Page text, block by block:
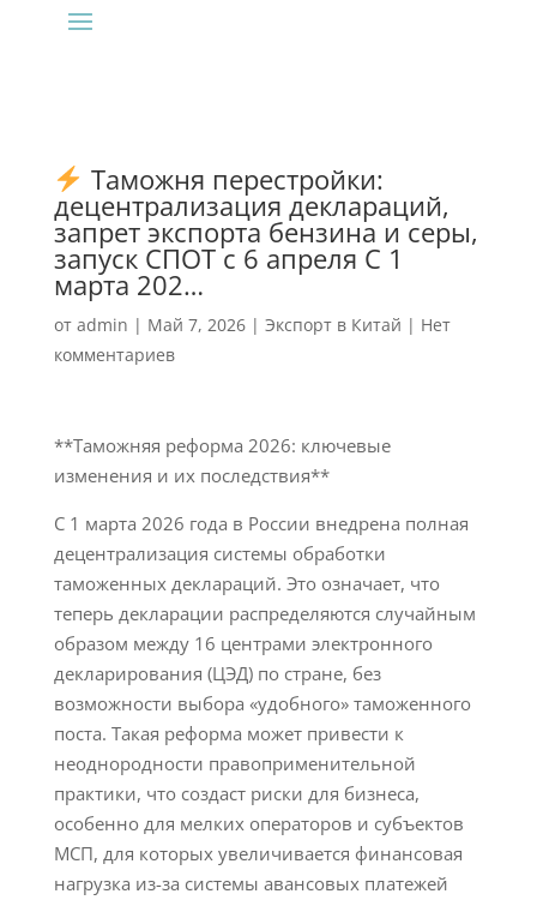
Таможня перестройки:
децентрализация деклараций,
запрет экспорта бензина и серы,
запуск СПОТ с 6 апреля С 1
марта 202…
от admin | Май 7, 2026| Экспорт в Китай | Нет
комментариев
**Таможняя реформа 2026: ключевые
изменения и их последствия**
С 1 марта 2026 года в России внедрена полная
децентрализация системы обработки
таможенных деклараций. Это означает, что
теперь декларации распределяются случайным
образом между 16 центрами электронного
декларирования (ЦЭД) по стране, без
возможности выбора «удобного» таможенного
поста. Такая реформа может привести к
неоднородности правоприменительной
практики, что создаст риски для бизнеса,
особенно для мелких операторов и субъектов
МСП, для которых увеличивается финансовая
нагрузка из-за системы авансовых платежей